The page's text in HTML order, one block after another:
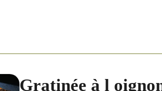
Gratinée à l